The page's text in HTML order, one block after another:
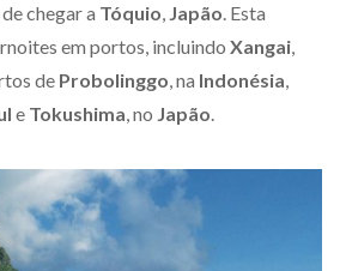
chegar a Tóquio, Japão. Esta
em portos, incluindo Xangai,
de Probolinggo, na Indonésia,
e Tokushima, no Japão.